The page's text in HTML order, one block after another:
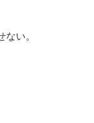
い。